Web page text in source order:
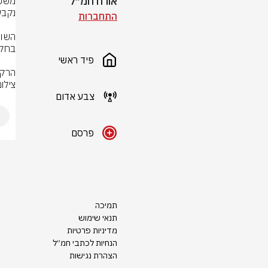
התחברות
פיד ראשי
צבע אדום
פרסם
תמיכה
תנאי שימוש
מדיניות פרטיות
הנחיות לכתבי חמ״ל
הצהרת נגישות